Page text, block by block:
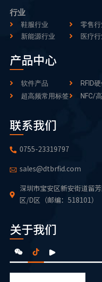
行业
鞋服行业 零售行
新能源行业
医疗
产品中心
软件产品 RFID
超高频常用标签
NFC/
联系我们
0755-23319797
sales@dtbrfid.com
深圳市宝安区新安街道留
区/D区（邮编：518101）
关于我们